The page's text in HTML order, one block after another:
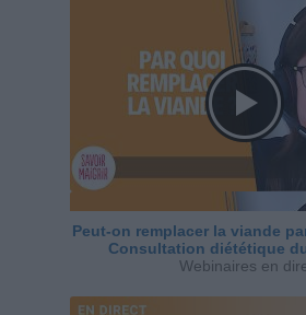
Peut-on remplacer la viande
Consultation diététique
Webinaires en